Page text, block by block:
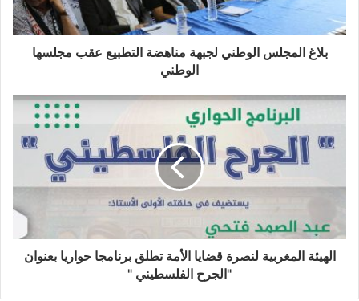
بلاغ المجلس الوطني لجبهة مناهضة التطبيع عقب مجلسها
الوطني
الهيئة المغربية لنصرة قضايا الأمة تطلق برنامجا حواريا بعنوان
"الجرح الفلسطيني "